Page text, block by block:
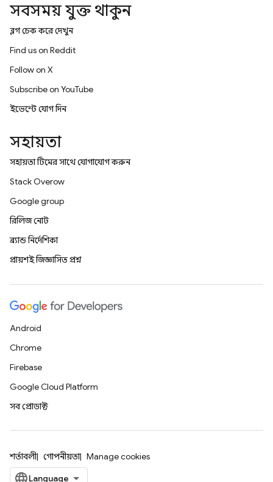
সবসময় যুক্ত থাকুন
ব্লগ চেক করে দেখুন
Find us on Reddit
Follow on X
Subscribe on YouTube
ইভেন্টে যোগ দিন
সহায়তা
সহায়তা টিমের সাথে যোগাযোগ করুন
Stack Overflow
Google group
রিলিজ নোট
ব্র্যান্ড নির্দেশিকা
প্রায়শই জিজ্ঞাসিত প্রশ্ন
Android
Chrome
Firebase
Google Cloud Platform
সব প্রোডাক্ট
শর্তাবলী গোপনীয়তা Manage cookies